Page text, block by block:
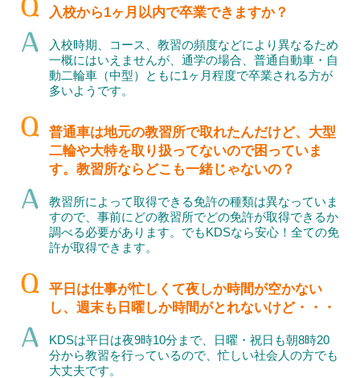
入校から1ヶ月以内で卒業できますか？
入校時期、コース、教習の頻度などにより異なるため
一概にはいえませんが、通学の場合、普通自動車・自
動二輪車（中型）ともに1ヶ月程度で卒業される方が
多いようです。
普通車は地元の教習所で取れたんだけど、大型
二輪や大特を取り扱ってないので困っていま
す。教習所ならどこも一緒じゃないの？
教習所によって取得できる免許の種類は異なっていま
すので、事前にどの教習所でどの免許が取得できるか
調べる必要があります。でもKDSなら安心！全ての免
許が取得できます。
平日は仕事が忙しくて夜しか時間が空かない
し、週末も日曜しか時間がとれないけど・・・
KDSは平日は夜9時10分まで、日曜・祝日も朝8時20
分から教習を行っているので、忙しい社会人の方でも
大丈夫です。